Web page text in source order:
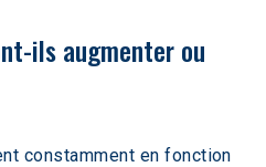
ils augmenter ou
constamment en fonction